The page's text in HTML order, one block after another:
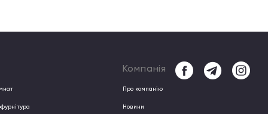
Компанія
Про компанiю
Новини